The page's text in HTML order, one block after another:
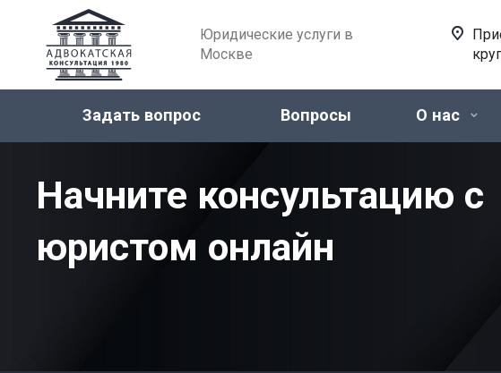
Юридические услуги в
Москве
Задать вопрос Вопросы О нас
Начните консультацию с
юристом онлайн